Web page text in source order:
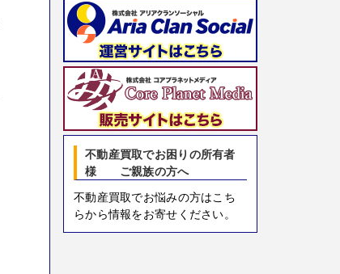
不動産買取でお困りの所有者
様 ご親族の方へ
不動産買取でお悩みの方はこち
らから情報をお寄せください。